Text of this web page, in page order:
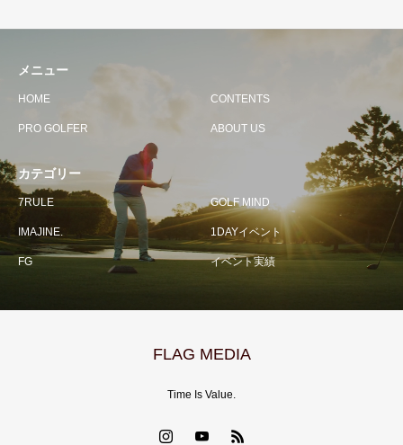
メニュー
HOME CONTENTS
PRO GOLFER ABOUT US
カテゴリー
7RULE GOLF MIND
IMAJINE. 1DAYイベント
FG イベント実績
FLAG MEDIA
Time Is Value.